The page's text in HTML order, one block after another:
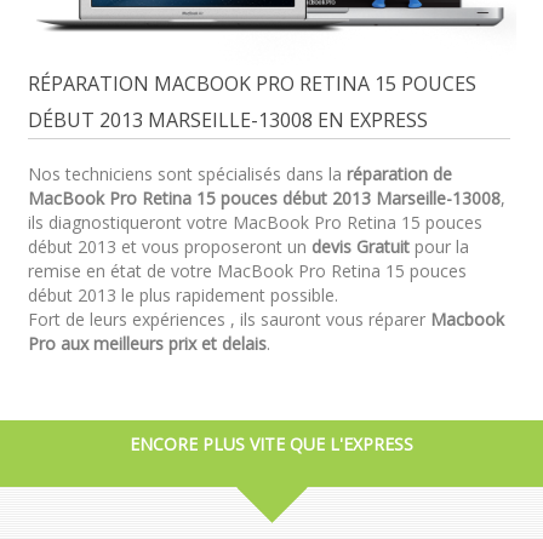
RÉPARATION MACBOOK PRO RETINA 15 POUCES
DÉBUT 2013 MARSEILLE-13008 EN EXPRESS
Nos techniciens sont spécialisés dans la réparation de
MacBook Pro Retina 15 pouces début 2013 Marseille-13008,
ils diagnostiqueront votre MacBook Pro Retina 15 pouces
début 2013 et vous proposeront un devis Gratuitpour la
remise en état de votre MacBook Pro Retina 15 pouces
début 2013 le plus rapidement possible.
Fort de leurs expériences , ils sauront vous réparer Macbook
Pro aux meilleurs prix et delais.
ENCORE PLUS VITE QUE L'EXPRESS